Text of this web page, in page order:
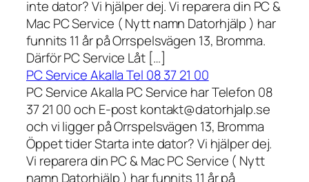
inte dator? Vi hjälper dej. Vi reparera din PC &
Mac PC Service ( Nytt namn Datorhjälp ) har
funnits 11 år på Orrspelsvägen 13, Bromma.
Därför PC Service Låt […]
PC Service Akalla Tel 08 37 21 00
PC Service Akalla PC Service har Telefon 08
37 21 00 och E-post kontakt@datorhjalp.se
och vi ligger på Orrspelsvägen 13, Bromma
Öppet tider Starta inte dator? Vi hjälper dej.
Vi reparera din PC & Mac PC Service ( Nytt
namn Datorhjälp ) har funnits 11 år på